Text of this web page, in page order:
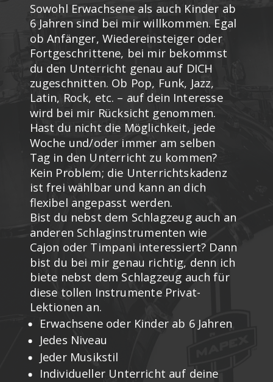
Sowohl Erwachsene als auch Kinder ab
6 Jahren sind bei mir willkommen. Egal
ob Anfänger, Wiedereinsteiger oder
Fortgeschrittene, bei mir bekommst
du den Unterricht genau auf DICH
zugeschnitten. Ob Pop, Funk, Jazz,
Latin, Rock, etc. – auf dein Interesse
wird bei mir Rücksicht genommen.
Hast du nicht die Möglichkeit, jede
Woche und/oder immer am selben
Tag in den Unterricht zu kommen?
Kein Problem; die Unterrichtskadenz
ist frei wählbar und kann an dich
flexibel angepasst werden.
Bist du nebst dem Schlagzeug auch an
anderen Schlaginstrumenten wie
Cajon oder Timpani interessiert? Dann
bist du bei mir genau richtig, denn ich
biete nebst dem Schlagzeug auch für
diese tollen Instrumente Privat-
Lektionen an.
Erwachsene oder Kinder ab 6 Jahren
Jedes Niveau
Jeder Musikstil
Individueller Unterricht auf deine